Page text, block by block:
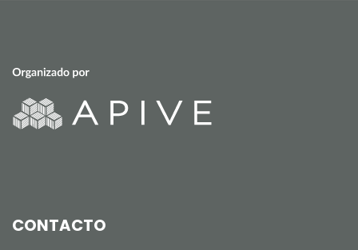
CONTACTO